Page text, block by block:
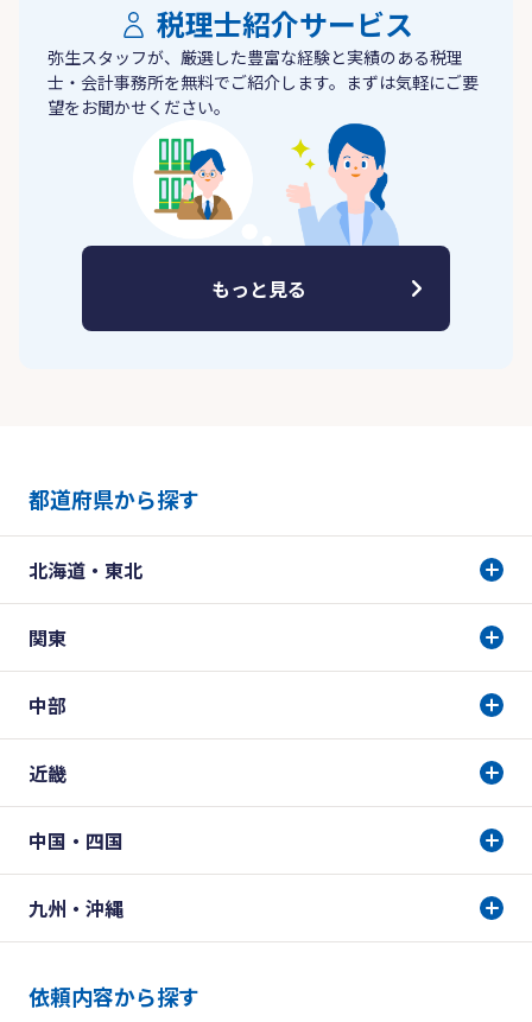
税理士紹介サービス
弥生スタッフが、厳選した豊富な経験と実績のある税理
士・会計事務所を無料でご紹介します。まずは気軽にご要
望をお聞かせください。
もっと見る
都道府県から探す
北海道・東北
関東
中部
近畿
中国・四国
九州・沖縄
依頼内容から探す